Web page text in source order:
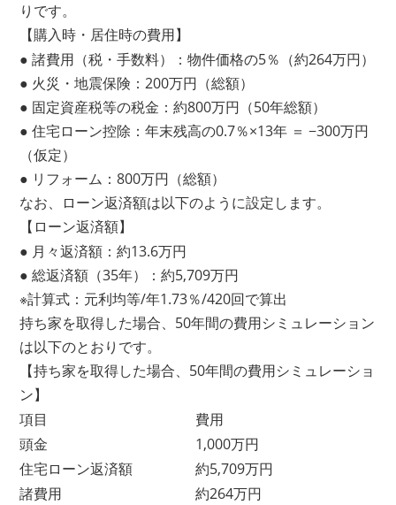
りです。
【購入時・居住時の費用】
● 諸費用（税・手数料）：物件価格の5％（約264万円）
● 火災・地震保険：200万円（総額）
● 固定資産税等の税金：約800万円（50年総額）
● 住宅ローン控除：年末残高の0.7％×13年 ＝ −300万円
（仮定）
● リフォーム：800万円（総額）
なお、ローン返済額は以下のように設定します。
【ローン返済額】
● 月々返済額：約13.6万円
● 総返済額（35年）：約5,709万円
※計算式：元利均等/年1.73％/420回で算出
持ち家を取得した場合、50年間の費用シミュレーション
は以下のとおりです。
【持ち家を取得した場合、50年間の費用シミュレーショ
ン】
項目
費用
頭金
1,000万円
住宅ローン返済額
約5,709万円
諸費用
約264万円